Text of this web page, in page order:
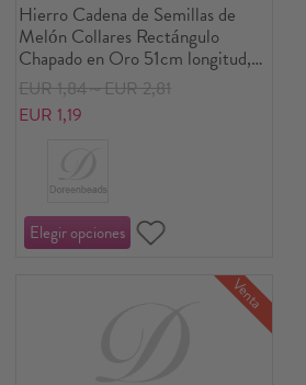
Hierro Cadena de Semillas de
Melón Collares Rectángulo
Chapado en Oro 51cm longitud,
Cadena: 8x3.4mm, 5 Unidades
EUR 1,84～EUR 2,81
EUR 1,19
Venta